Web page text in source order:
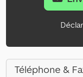
Téléphone &